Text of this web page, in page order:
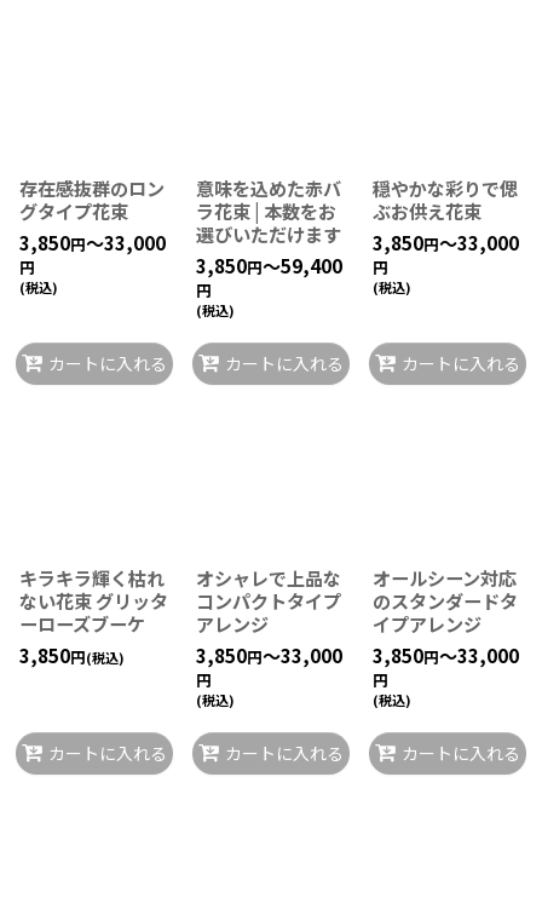
存在感抜群のロン
グタイプ花束
3,850円～33,000
円
(税込)
カートに入れる
意味を込めた赤バ
ラ花束 | 本数をお
選びいただけます
3,850円～59,400
円
(税込)
カートに入れる
穏やかな彩りで偲
ぶお供え花束
3,850円～33,000
円
(税込)
カートに入れる
キラキラ輝く枯れ
ない花束 グリッタ
ーローズブーケ
3,850円(税込)
カートに入れる
オシャレで上品な
コンパクトタイプ
アレンジ
3,850円～33,000
円
(税込)
カートに入れる
オールシーン対応
のスタンダードタ
イプアレンジ
3,850円～33,000
円
(税込)
カートに入れる